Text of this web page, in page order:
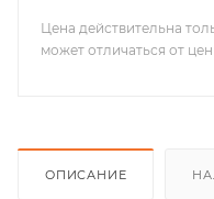
Цена действительна
может отличаться от
ОПИСАНИЕ